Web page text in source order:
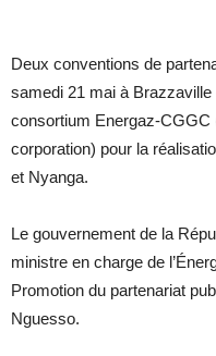
Deux conventions de
samedi 21 mai à Brazzaville
consortium Energaz-CGGC
corporation) pour la
et Nyanga.
Le gouvernement de la
ministre en charge de
Promotion du partenariat
Nguesso.